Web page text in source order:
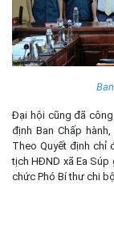
Đại hội cũng đã
định Ban Chấp
Theo Quyết định chỉ
tịch HĐND xã Ea
chức Phó Bí thư chi